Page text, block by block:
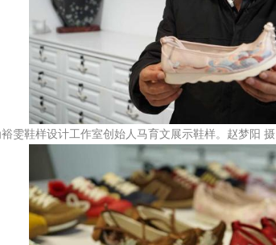
裕雯鞋样设计工作室创始人马育文展示鞋样。赵梦阳 摄